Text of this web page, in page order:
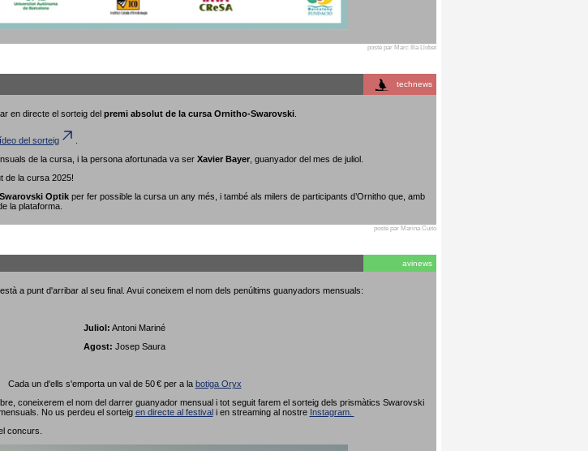
posté par Marc Illa Llobet
technews
en directe el sorteig del premi absolut de la cursa Ornitho-Swarovski.
del sorteig
de la cursa, i la persona afortunada va ser Xavier Bayer, guanyador del mes de juliol.
de la cursa 2025!
Swarovski Optikper fer possible la cursa un any més, i també als milers de participants d’Ornitho que, amb
la plataforma.
posté par Marina Cuito
avinews
a punt d'arribar al seu final. Avui coneixem el nom dels penúltims guanyadors mensuals:
Juliol: Antoni Mariné
Agost: Josep Saura
Cada un d'ells s'emporta un val de 50 € per a la botiga Oryx
coneixerem el nom del darrer guanyador mensual i tot seguit farem el sorteig dels prismàtics Swarovski
No us perdeu el sorteig en directe al festivali en streaming al nostre Instagram.
concurs.